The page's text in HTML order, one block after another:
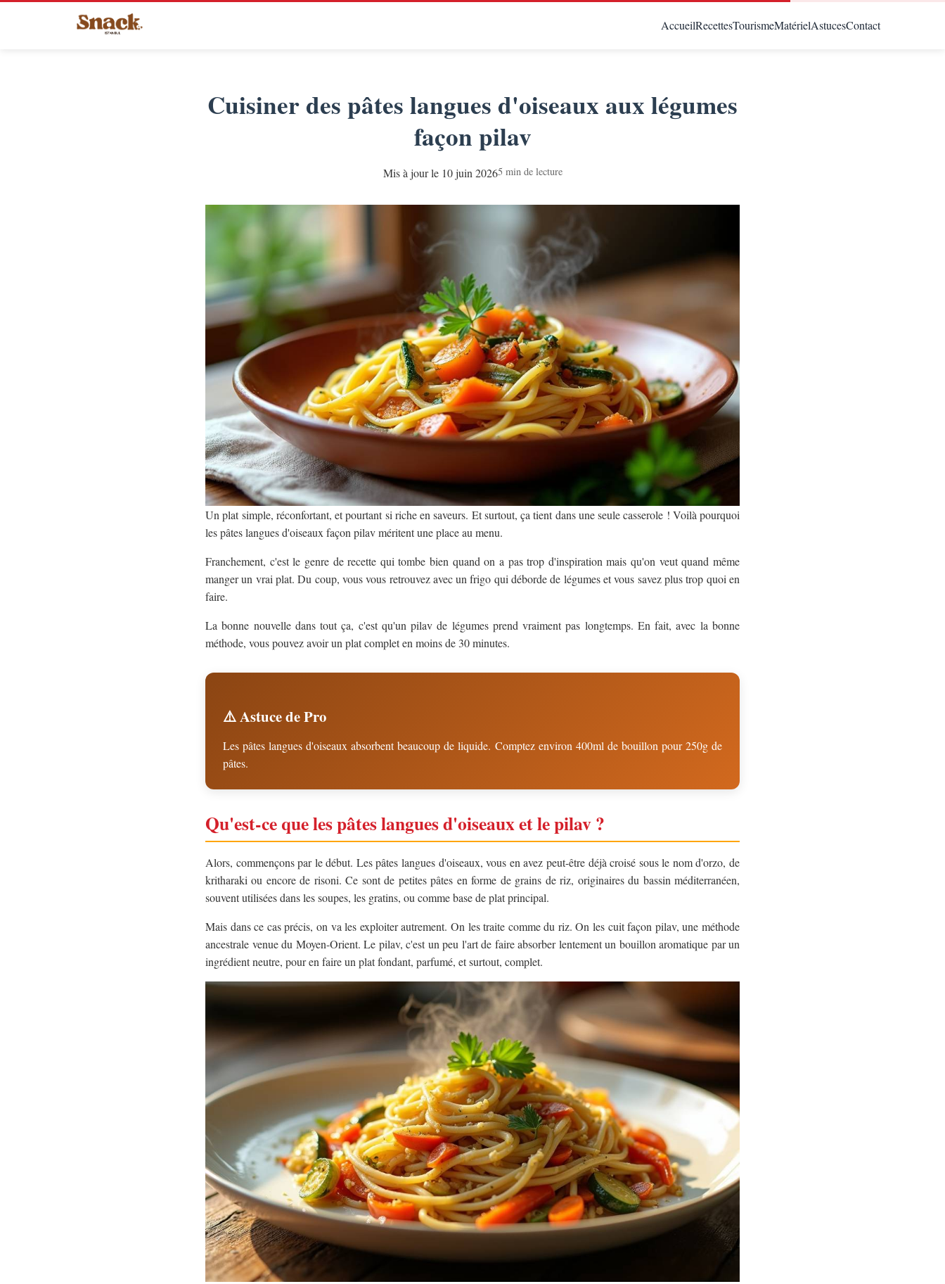
AccueilRecettesTourismeMatérielAstucesContact
Cuisiner des pâtes langues d'oiseaux aux légumes
façon pilav
Mis à jour le 10 juin 20265 min de lecture
Un plat simple, réconfortant, et pourtant si riche en saveurs. Et surtout, ça tient dans une seule casserole ! Voilà pourquoi
les pâtes langues d'oiseaux façon pilav méritent une place au menu.
Franchement, c'est le genre de recette qui tombe bien quand on a pas trop d'inspiration mais qu'on veut quand même
manger un vrai plat. Du coup, vous vous retrouvez avec un frigo qui déborde de légumes et vous savez plus trop quoi en
faire.
La bonne nouvelle dans tout ça, c'est qu'un pilav de légumes prend vraiment pas longtemps. En fait, avec la bonne
méthode, vous pouvez avoir un plat complet en moins de 30 minutes.
⚠️ Astuce de Pro
Les pâtes langues d'oiseaux absorbent beaucoup de liquide. Comptez environ 400ml de bouillon pour 250g de
pâtes.
Qu'est-ce que les pâtes langues d'oiseaux et le pilav ?
Alors, commençons par le début. Les pâtes langues d'oiseaux, vous en avez peut-être déjà croisé sous le nom d'orzo, de
kritharaki ou encore de risoni. Ce sont de petites pâtes en forme de grains de riz, originaires du bassin méditerranéen,
souvent utilisées dans les soupes, les gratins, ou comme base de plat principal.
Mais dans ce cas précis, on va les exploiter autrement. On les traite comme du riz. On les cuit façon pilav, une méthode
ancestrale venue du Moyen-Orient. Le pilav, c'est un peu l'art de faire absorber lentement un bouillon aromatique par un
ingrédient neutre, pour en faire un plat fondant, parfumé, et surtout, complet.